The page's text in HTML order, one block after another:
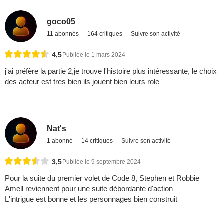
goco05
11 abonnés 164 critiques Suivre son activité
4,5Publiée le 1 mars 2024
j'ai préfère la partie 2,je trouve l'histoire plus intéressante, le choix
des acteur est tres bien ils jouent bien leurs role
Nat's
1 abonné 14 critiques Suivre son activité
3,5 Publiée le 9 septembre 2024
Pour la suite du premier volet de Code 8, Stephen et Robbie
Amell reviennent pour une suite débordante d'action
L'intrigue est bonne et les personnages bien construit